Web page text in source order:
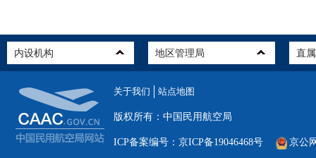
关于我们 站点地图
版权所有：中国民用航空局
ICP备案编号：京ICP备19046468号 京公